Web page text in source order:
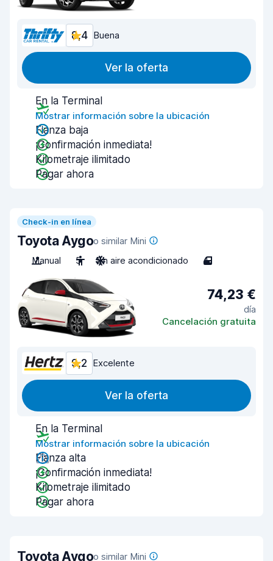
8,4 Buena
Ver la oferta
En la Terminal
Mostrar información sobre la ubicación
Fianza baja
¡Confirmación inmediata!
Kilometraje ilimitado
Pagar ahora
Check-in en línea
Toyota Aygoo similar Mini
Manual
5 Sin aire acondicionado 4
74,23 €
día
Cancelación gratuita
9,2 Excelente
Ver la oferta
En la Terminal
Mostrar información sobre la ubicación
Fianza alta
¡Confirmación inmediata!
Kilometraje ilimitado
Pagar ahora
Toyota Aygoo similar Mini